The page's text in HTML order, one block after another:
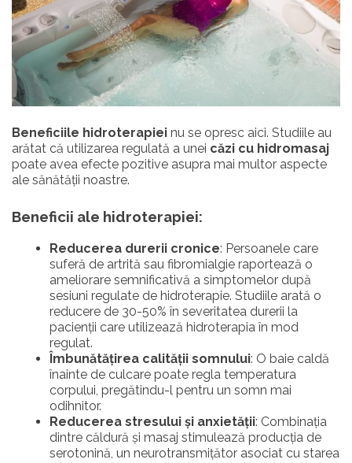
Beneficiile hidroterapiei nu se opresc aici. Studiile au
arătat că utilizarea regulată a unei căzi cu hidromasaj
poate avea efecte pozitive asupra mai multor aspecte
ale sănătății noastre.
Beneficii ale hidroterapiei:
Reducerea durerii cronice: Persoanele care
suferă de artrită sau fibromialgie raportează o
ameliorare semnificativă a simptomelor după
sesiuni regulate de hidroterapie. Studiile arată o
reducere de 30-50% în severitatea durerii la
pacienții care utilizează hidroterapia în mod
regulat.
Îmbunătățirea calității somnului: O baie caldă
înainte de culcare poate regla temperatura
corpului, pregătindu-l pentru un somn mai
odihnitor.
Reducerea stresului și anxietății: Combinația
dintre căldură și masaj stimulează producția de
serotonină, un neurotransmițător asociat cu starea